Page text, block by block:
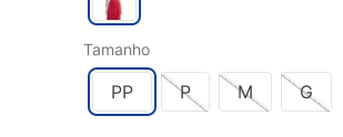
Tamanho
PP P M G